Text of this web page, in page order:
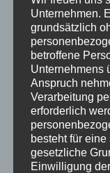
Drechslerei
In diesem
drechseln in Längs
Ihr werdet den
den verschiedenen
Verwenden der
wir uns ansehen.
Da in diesem Kurs
Unternehmen.
grundsätzlich
betroffene
Unternehmens
Anspruch
Verarbeitung
erforderlich
besteht für
gesetzliche
Einwilligung